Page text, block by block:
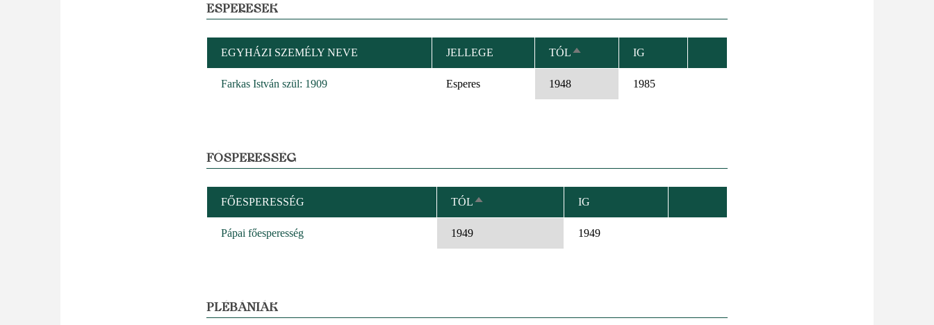
ESPERESEK
EGYHÁZI SZEMÉLY NEVE JELLEGE TÓLCSÖKKENŐ
RENDEZÉS
IG
Farkas István szül: 1909 Esperes 1948 1985
FŐSPERESSÉG
FŐESPERESSÉG TÓLCSÖKKENŐ
RENDEZÉS
IG
Pápai főesperesség 1949 1949
PLÉBÁNIÁK